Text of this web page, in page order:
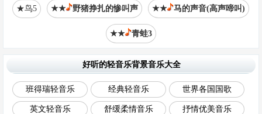
★鸟5 ★★ 野猪挣扎的惨叫声 ★★ 马的声音(高声啼叫)
★★ 青蛙3
好听的轻音乐背景音乐大全
班得瑞轻音乐 经典轻音乐 世界各国国歌
英文轻音乐 舒缓柔情音乐 抒情优美音乐